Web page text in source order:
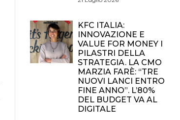
KFC ITALIA:
INNOVAZIONE E
VALUE FOR MONEY I
PILASTRI DELLA
STRATEGIA. LA CMO
MARZIA FARÈ: “TRE
NUOVI LANCI ENTRO
FINE ANNO”. L’80%
DEL BUDGET VA AL
DIGITALE